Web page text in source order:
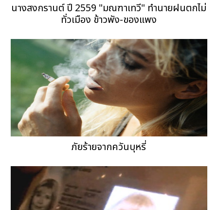
นางสงกรานต์ ปี 2559 "มณฑาเทวี" ทำนายฝนตกไม่
ทั่วเมือง ข้าวพัง-ของแพง
ภัยร้ายจากควันบุหรี่